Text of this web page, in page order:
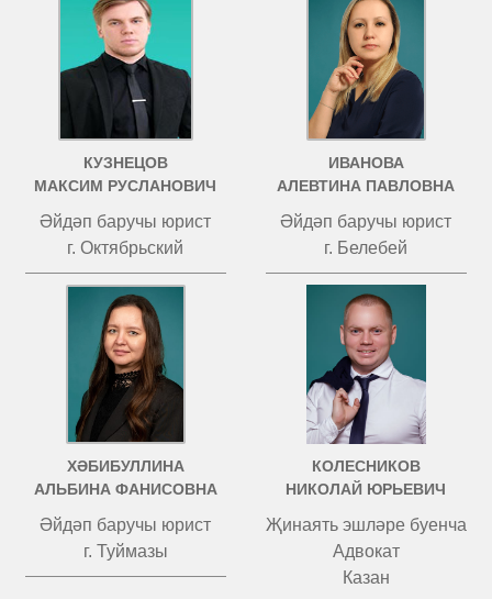
КУЗНЕЦОВ
МАКСИМ РУСЛАНОВИЧ
Әйдәп баручы юрист
г. Октябрьский
ИВАНОВА
АЛЕВТИНА ПАВЛОВНА
Әйдәп баручы юрист
г. Белебей
ХӘБИБУЛЛИНА
АЛЬБИНА ФАНИСОВНА
Әйдәп баручы юрист
г. Туймазы
КОЛЕСНИКОВ
НИКОЛАЙ ЮРЬЕВИЧ
Җинаять эшләре буенча
Адвокат
Казан